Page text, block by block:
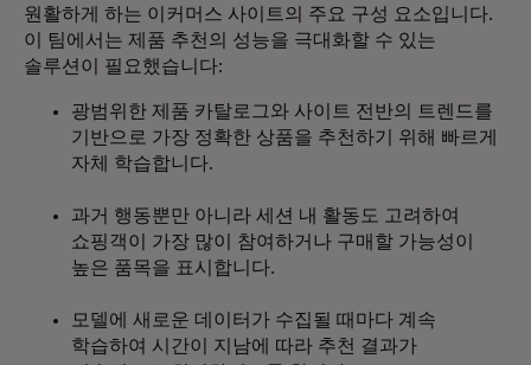
원활하게 하는 이커머스 사이트의 주요 구성 요소입니다.
이 팀에서는 제품 추천의 성능을 극대화할 수 있는
솔루션이 필요했습니다:
광범위한 제품 카탈로그와 사이트 전반의 트렌드를
기반으로 가장 정확한 상품을 추천하기 위해 빠르게
자체 학습합니다.
과거 행동뿐만 아니라 세션 내 활동도 고려하여
쇼핑객이 가장 많이 참여하거나 구매할 가능성이
높은 품목을 표시합니다.
모델에 새로운 데이터가 수집될 때마다 계속
학습하여 시간이 지남에 따라 추천 결과가